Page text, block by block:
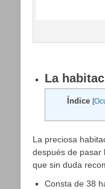
La
Índice [
La preciosa
después de pasar
que sin duda
Consta de 38